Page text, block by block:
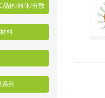
晶体/粉体/分散
料
列